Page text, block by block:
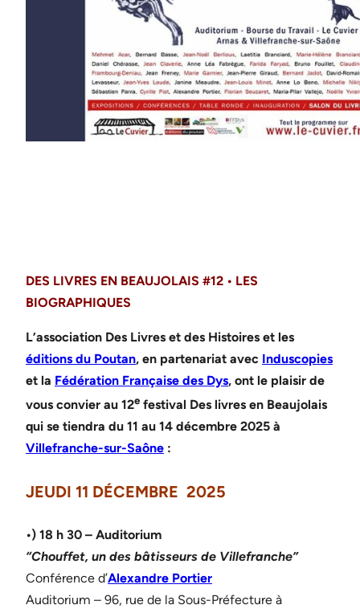
DES LIVRES EN BEAUJOLAIS #12 • LES
BIOGRAPHIQUES
L’association Des Livres et des Histoires et les
éditions du Poutan, en partenariat avec Induscopies
et la Fédération Française des Dys, ont le plaisir de
vous convier au 12e festival Des livres en Beaujolais
qui se tiendra du 11 au 14 décembre 2025 à
Villefranche-sur-Saône :
JEUDI 11 DÉCEMBRE 2025
•) 18 h 30 – Auditorium
“Chouffet, un des bâtisseurs de Villefranche”
Conférence d’Alexandre Portier
Auditorium – 96, rue de la Sous-Préfecture à